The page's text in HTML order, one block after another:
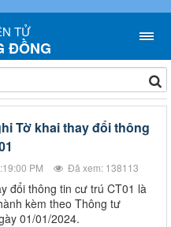
TỬ
ĐỒNG
Tờ khai thay đổi thông
PM Đã xem: 138113
đổi thông tin cư trú CT01 là
kèm theo Thông tư
01/01/2024.